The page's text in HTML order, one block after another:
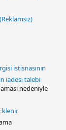
istisnasının
iadesi talebi
nedeniyle